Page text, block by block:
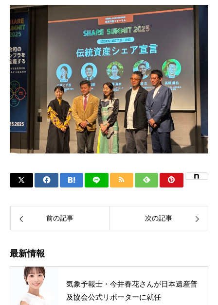
前の記事 次の記事
最新情報
気象予報士・今井春花さんが日本遺産普
及協会公式リポーターに就任